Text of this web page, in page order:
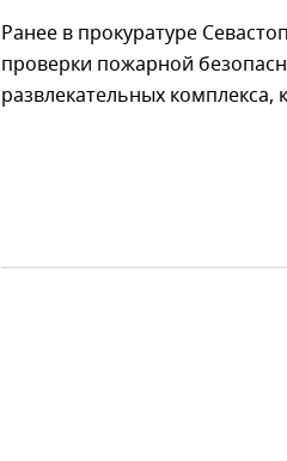
Ранее в прокуратуре
проверки пожарной
развлекательных